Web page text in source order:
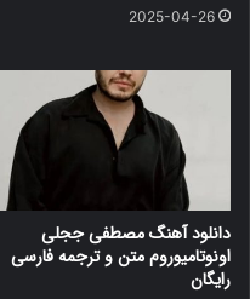
2025-04-26
دانلود آهنگ مصطفی ججلی
اونوتامیوروم متن و ترجمه فارسی
رایگان